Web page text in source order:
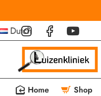
Dutch
Home Shop